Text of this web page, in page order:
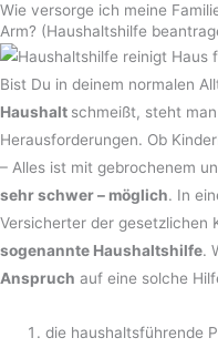
Wie versorge ich meine
Arm? (Haushaltshilfe
Bist Du in deinem normalen
Haushalt schmeißt, steht
Herausforderungen. Ob
– Alles ist mit gebrochenem
sehr schwer – möglich. In
Versicherter der gesetzlichen
sogenannte Haushaltshilfe.
Anspruch auf eine solche
die haushaltsführende